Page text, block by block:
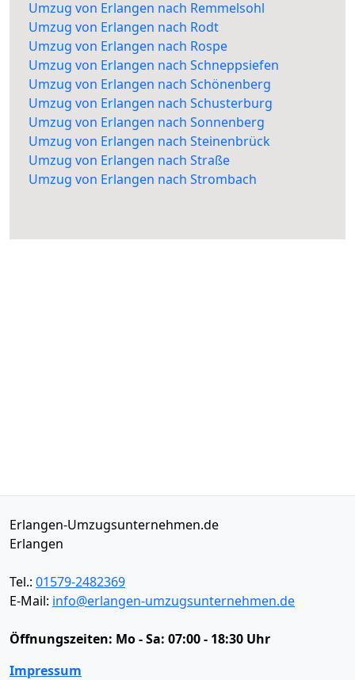
Umzug von Erlangen nach Remmelsohl
Umzug von Erlangen nach Rodt
Umzug von Erlangen nach Rospe
Umzug von Erlangen nach Schneppsiefen
Umzug von Erlangen nach Schönenberg
Umzug von Erlangen nach Schusterburg
Umzug von Erlangen nach Sonnenberg
Umzug von Erlangen nach Steinenbrück
Umzug von Erlangen nach Straße
Umzug von Erlangen nach Strombach
Erlangen-Umzugsunternehmen.de
Erlangen
Tel.: 01579-2482369
E-Mail: info@erlangen-umzugsunternehmen.de
Öffnungszeiten: Mo - Sa: 07:00 - 18:30 Uhr
Impressum